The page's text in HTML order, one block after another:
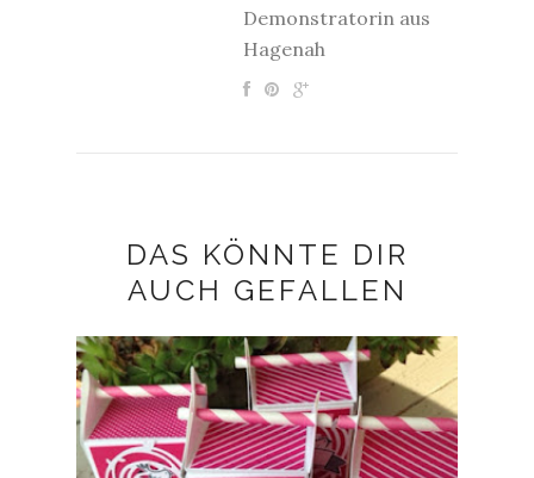
Demonstratorin aus
Hagenah
DAS KÖNNTE DIR
AUCH GEFALLEN